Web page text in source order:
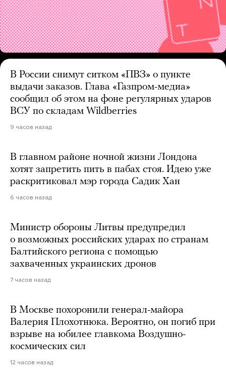
В России снимут ситком «ПВЗ» о пункте
выдачи заказов. Глава «Газпром-медиа»
сообщил об этом на фоне регулярных ударов
ВСУ по складам Wildberries
9 часов назад
В главном районе ночной жизни Лондона
хотят запретить пить в пабах стоя. Идею уже
раскритиковал мэр города Садик Хан
6 часов назад
Министр обороны Литвы предупредил
о возможных российских ударах по странам
Балтийского региона с помощью
захваченных украинских дронов
7 часов назад
В Москве похоронили генерал-майора
Валерия Плохотнюка. Вероятно, он погиб при
взрыве на юбилее главкома Воздушно-
космических сил
12 часов назад